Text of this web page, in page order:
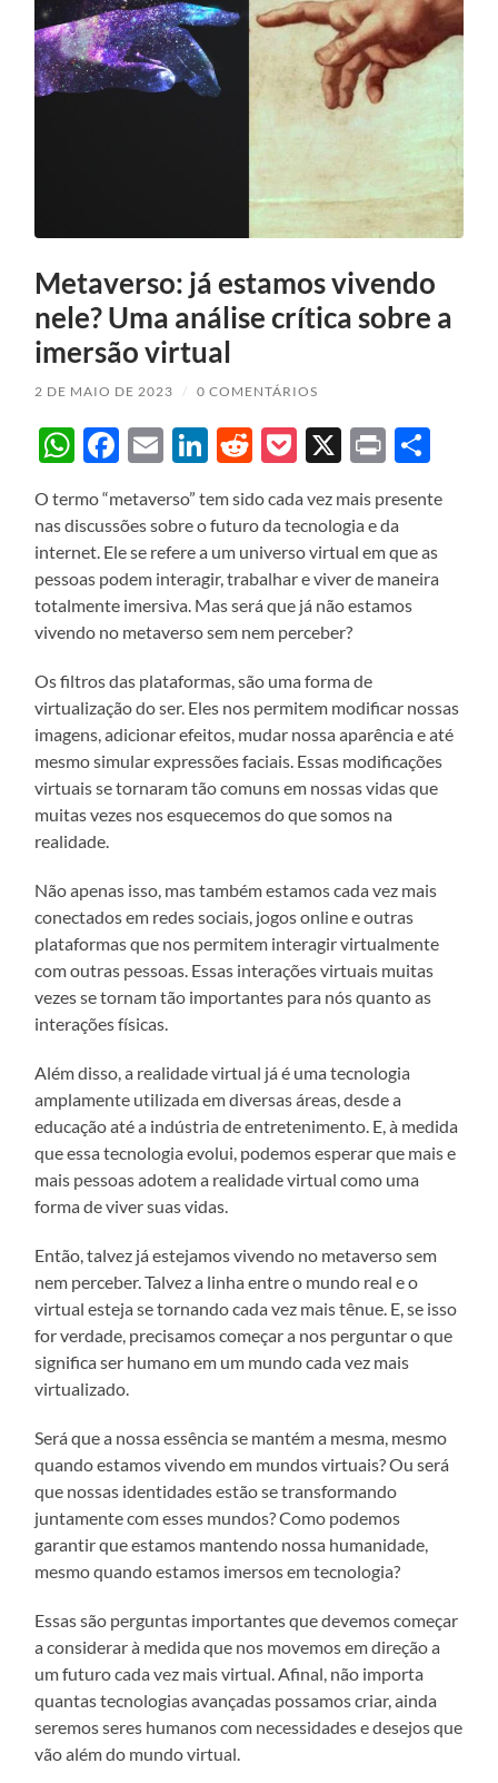
Metaverso: já estamos vivendo
nele? Uma análise crítica sobre a
imersão virtual
2 DE MAIO DE 2023 / 0 COMENTÁRIOS
WhatsApp
Facebook
EmailLinkedIn
Reddit
Pocket
X Print
O termo “metaverso” tem sido cada vez mais presente
nas discussões sobre o futuro da tecnologia e da
internet. Ele se refere a um universo virtual em que as
pessoas podem interagir, trabalhar e viver de maneira
totalmente imersiva. Mas será que já não estamos
vivendo no metaverso sem nem perceber?
Os filtros das plataformas, são uma forma de
virtualização do ser. Eles nos permitem modificar nossas
imagens, adicionar efeitos, mudar nossa aparência e até
mesmo simular expressões faciais. Essas modificações
virtuais se tornaram tão comuns em nossas vidas que
muitas vezes nos esquecemos do que somos na
realidade.
Não apenas isso, mas também estamos cada vez mais
conectados em redes sociais, jogos online e outras
plataformas que nos permitem interagir virtualmente
com outras pessoas. Essas interações virtuais muitas
vezes se tornam tão importantes para nós quanto as
interações físicas.
Além disso, a realidade virtual já é uma tecnologia
amplamente utilizada em diversas áreas, desde a
educação até a indústria de entretenimento. E, à medida
que essa tecnologia evolui, podemos esperar que mais e
mais pessoas adotem a realidade virtual como uma
forma de viver suas vidas.
Então, talvez já estejamos vivendo no metaverso sem
nem perceber. Talvez a linha entre o mundo real e o
virtual esteja se tornando cada vez mais tênue. E, se isso
for verdade, precisamos começar a nos perguntar o que
significa ser humano em um mundo cada vez mais
virtualizado.
Será que a nossa essência se mantém a mesma, mesmo
quando estamos vivendo em mundos virtuais? Ou será
que nossas identidades estão se transformando
juntamente com esses mundos? Como podemos
garantir que estamos mantendo nossa humanidade,
mesmo quando estamos imersos em tecnologia?
Essas são perguntas importantes que devemos começar
a considerar à medida que nos movemos em direção a
um futuro cada vez mais virtual. Afinal, não importa
quantas tecnologias avançadas possamos criar, ainda
seremos seres humanos com necessidades e desejos que
vão além do mundo virtual.